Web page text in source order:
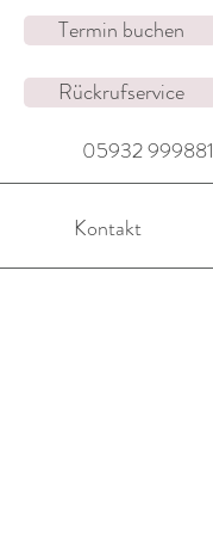
Termin buchen
Rückrufservice
05932 999881
Kontakt